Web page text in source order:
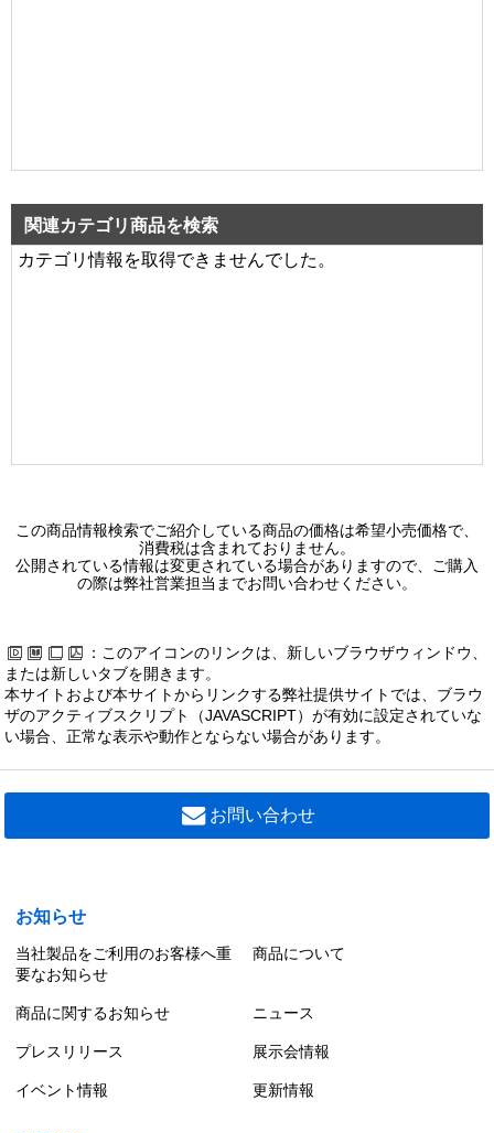
関連カテゴリ商品を検索
カテゴリ情報を取得できませんでした。
この商品情報検索でご紹介している商品の価格は希望小売価格で、
消費税は含まれておりません。
公開されている情報は変更されている場合がありますので、ご購入
の際は弊社営業担当までお問い合わせください。
：このアイコンのリンクは、新しいブラウザウィンドウ、
または新しいタブを開きます。
本サイトおよび本サイトからリンクする弊社提供サイトでは、ブラウ
ザのアクティブスクリプト（JAVASCRIPT）が有効に設定されていな
い場合、正常な表示や動作とならない場合があります。
お問い合わせ
お知らせ
当社製品をご利用のお客様へ重
要なお知らせ
商品について
商品に関するお知らせ ニュース
プレスリリース 展示会情報
イベント情報 更新情報